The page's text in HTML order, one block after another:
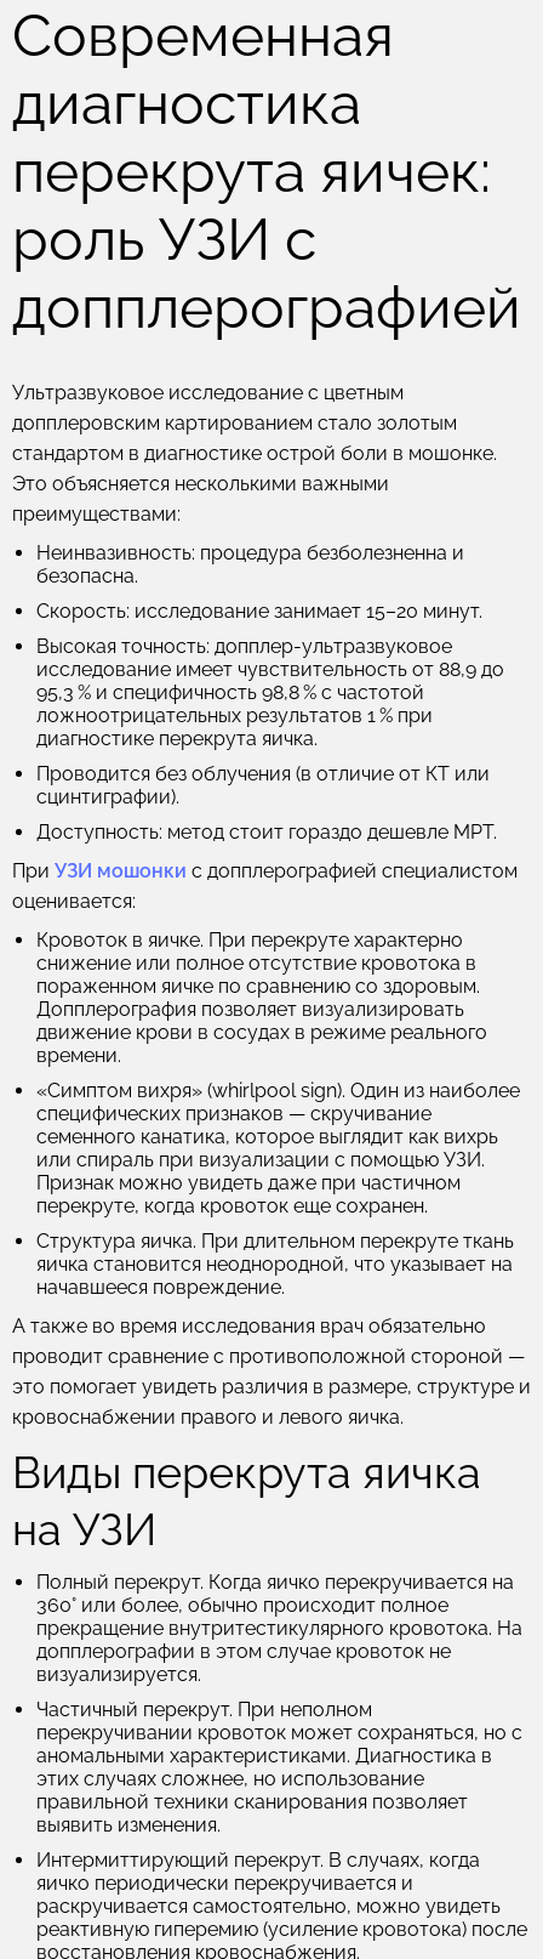
Современная
диагностика
перекрута яичек:
роль УЗИ с
допплерографией
Ультразвуковое исследование с цветным
допплеровским картированием стало золотым
стандартом в диагностике острой боли в мошонке.
Это объясняется несколькими важными
преимуществами:
Неинвазивность: процедура безболезненна и
безопасна.
Скорость: исследование занимает 15–20 минут.
Высокая точность: допплер-ультразвуковое
исследование имеет чувствительность от 88,9 до
95,3 % и специфичность 98,8 % с частотой
ложноотрицательных результатов 1 % при
диагностике перекрута яичка.
Проводится без облучения (в отличие от КТ или
сцинтиграфии).
Доступность: метод стоит гораздо дешевле МРТ.
При УЗИ мошонки с допплерографией специалистом
оценивается:
Кровоток в яичке. При перекруте характерно
снижение или полное отсутствие кровотока в
пораженном яичке по сравнению со здоровым.
Допплерография позволяет визуализировать
движение крови в сосудах в режиме реального
времени.
«Симптом вихря» (whirlpool sign). Один из наиболее
специфических признаков — скручивание
семенного канатика, которое выглядит как вихрь
или спираль при визуализации с помощью УЗИ.
Признак можно увидеть даже при частичном
перекруте, когда кровоток еще сохранен.
Структура яичка. При длительном перекруте ткань
яичка становится неоднородной, что указывает на
начавшееся повреждение.
А также во время исследования врач обязательно
проводит сравнение с противоположной стороной —
это помогает увидеть различия в размере, структуре и
кровоснабжении правого и левого яичка.
Виды перекрута яичка
на УЗИ
Полный перекрут. Когда яичко перекручивается на
360° или более, обычно происходит полное
прекращение внутритестикулярного кровотока. На
допплерографии в этом случае кровоток не
визуализируется.
Частичный перекрут. При неполном
перекручивании кровоток может сохраняться, но с
аномальными характеристиками. Диагностика в
этих случаях сложнее, но использование
правильной техники сканирования позволяет
выявить изменения.
Интермиттирующий перекрут. В случаях, когда
яичко периодически перекручивается и
раскручивается самостоятельно, можно увидеть
реактивную гиперемию (усиление кровотока) после
восстановления кровоснабжения.